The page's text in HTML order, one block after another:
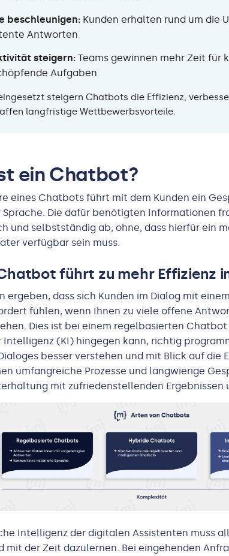
beschleunigen: Kunden erhalten rund um die
Antworten
steigern: Teams gewinnen mehr Zeit für
Aufgaben
steigern Chatbots die Effizienz,
langfristige Wettbewerbsvorteile.
ein Chatbot?
eines Chatbots führt mit dem Kunden ein
Die dafür benötigten Informationen
und selbstständig ab, ohne, dass hierfür ein
verfügbar sein muss.
führt zu mehr Effizienz
ergeben, dass sich Kunden im Dialog mit
fühlen, wenn Ihnen zu viele offene
Dies ist bei einem regelbasierten
Intelligenz (KI) hingegen kann, richtig
besser verstehen und mit Blick auf die
umfangreiche Prozesse und langwierige
mit zufriedenstellenden Ergebnissen
Intelligenz der digitalen Assistenten muss
mit der Zeit dazulernen. Bei eingehenden